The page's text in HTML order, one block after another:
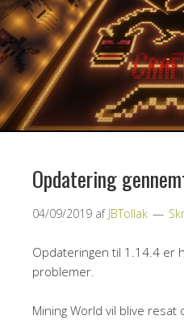
Opdatering
04/09/2019 af JBTollak
Opdateringen til 1.14.4 er
problemer.
Mining World vil blive